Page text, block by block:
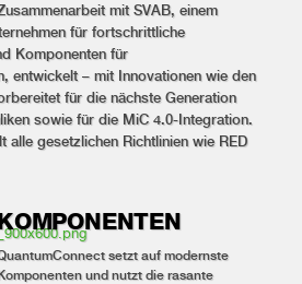
mit SVAB, einem
für fortschrittliche
Komponenten für
entwickelt – mit Innovationen wie den
für die nächste Generation
sowie für die MiC 4.0-Integration.
alle gesetzlichen Richtlinien wie RED
setzt auf modernste
und nutzt die rasante